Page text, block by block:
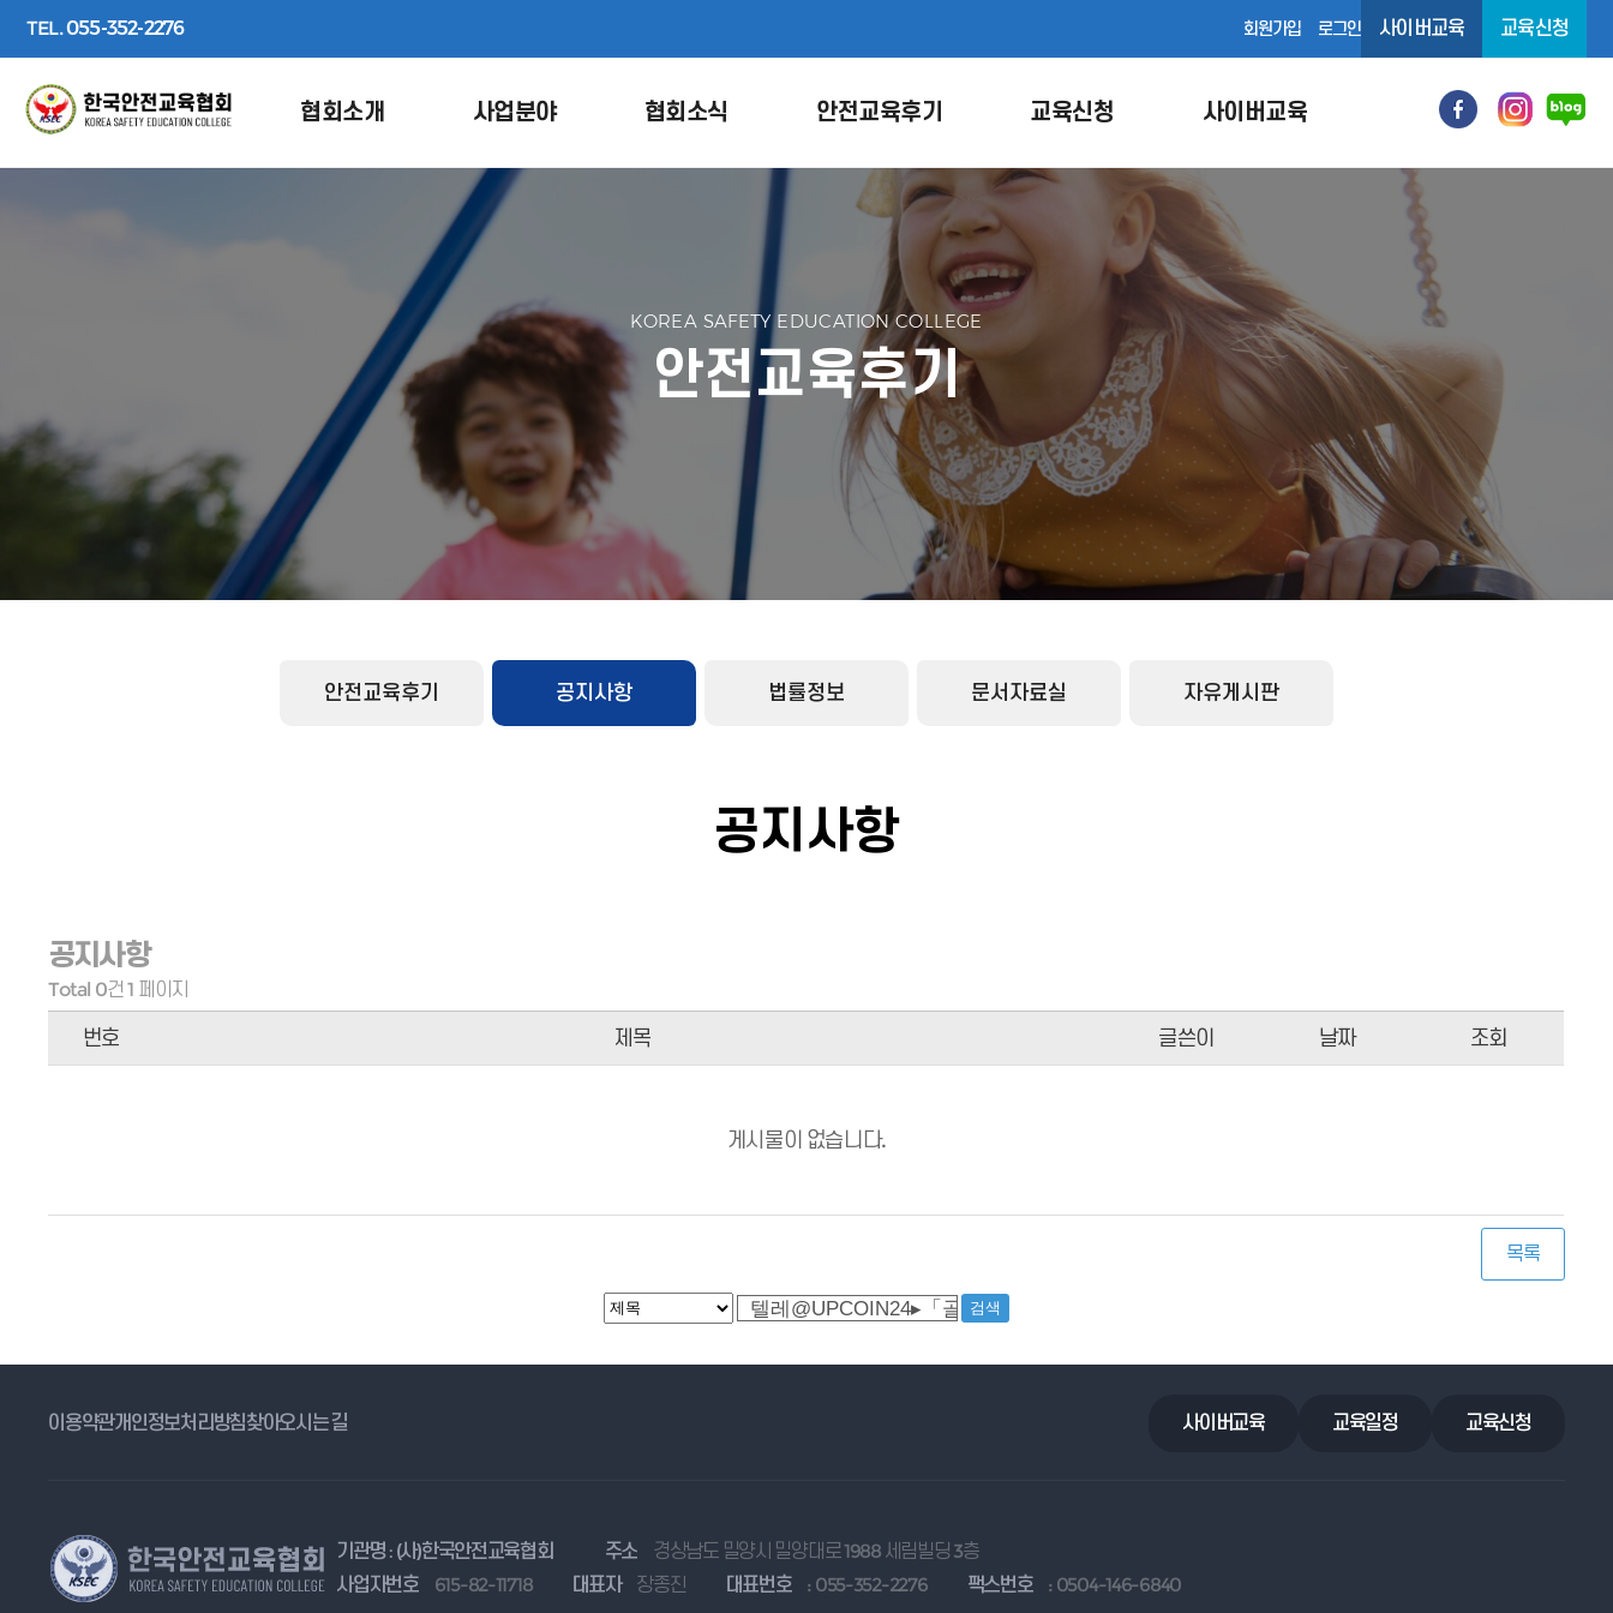
TEL.055-352-2276 회원가입 로그인 사이버교육 교육신청
협회소개 사업분야 협회소식 안전교육후기 교육신청 사이버교육
KOREA SAFETY EDUCATION COLLEGE
안전교육후기
안전교육후기 공지사항 법률정보 문서자료실 자유게시판
공지사항
공지사항
Total 0건 1 페이지
번호 제목 글쓴이 날짜 조회
게시물이 없습니다.
목록
이용약관개인정보처리방침찾아오시는 길 사이버교육 교육일정 교육신청
기관명 : (사)한국안전교육협회 주소
경상남도 밀양시 밀양대로 1988 세림빌딩 3층
사업자번호
615-82-11718 대표자 장종진 대표번호 : 055-352-2276 팩스번호 : 0504-146-6840